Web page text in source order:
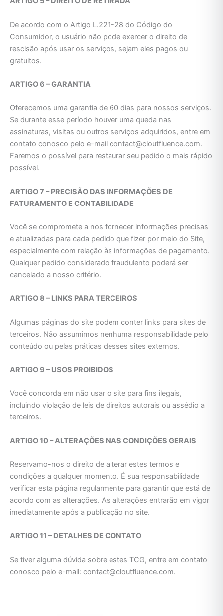
De acordo com o Artigo L.221-28 do Código do
Consumidor, o usuário não pode exercer o direito de
rescisão após usar os serviços, sejam eles pagos ou
gratuitos.
ARTIGO 6 – GARANTIA
Oferecemos uma garantia de 60 dias para nossos serviços.
Se durante esse período houver uma queda nas
assinaturas, visitas ou outros serviços adquiridos, entre em
contato conosco pelo e-mail contact@cloutfluence.com.
Faremos o possível para restaurar seu pedido o mais rápido
possível.
ARTIGO 7 – PRECISÃO DAS INFORMAÇÕES DE
FATURAMENTO E CONTABILIDADE
Você se compromete a nos fornecer informações precisas
e atualizadas para cada pedido que fizer por meio do Site,
especialmente com relação às informações de pagamento.
Qualquer pedido considerado fraudulento poderá ser
cancelado a nosso critério.
ARTIGO 8 – LINKS PARA TERCEIROS
Algumas páginas do site podem conter links para sites de
terceiros. Não assumimos nenhuma responsabilidade pelo
conteúdo ou pelas práticas desses sites externos.
ARTIGO 9 – USOS PROIBIDOS
Você concorda em não usar o site para fins ilegais,
incluindo violação de leis de direitos autorais ou assédio a
terceiros.
ARTIGO 10 – ALTERAÇÕES NAS CONDIÇÕES GERAIS
Reservamo-nos o direito de alterar estes termos e
condições a qualquer momento. É sua responsabilidade
verificar esta página regularmente para garantir que está de
acordo com as alterações. As alterações entrarão em vigor
imediatamente após a publicação no site.
ARTIGO 11 – DETALHES DE CONTATO
Se tiver alguma dúvida sobre estes TCG, entre em contato
conosco pelo e-mail: contact@cloutfluence.com.